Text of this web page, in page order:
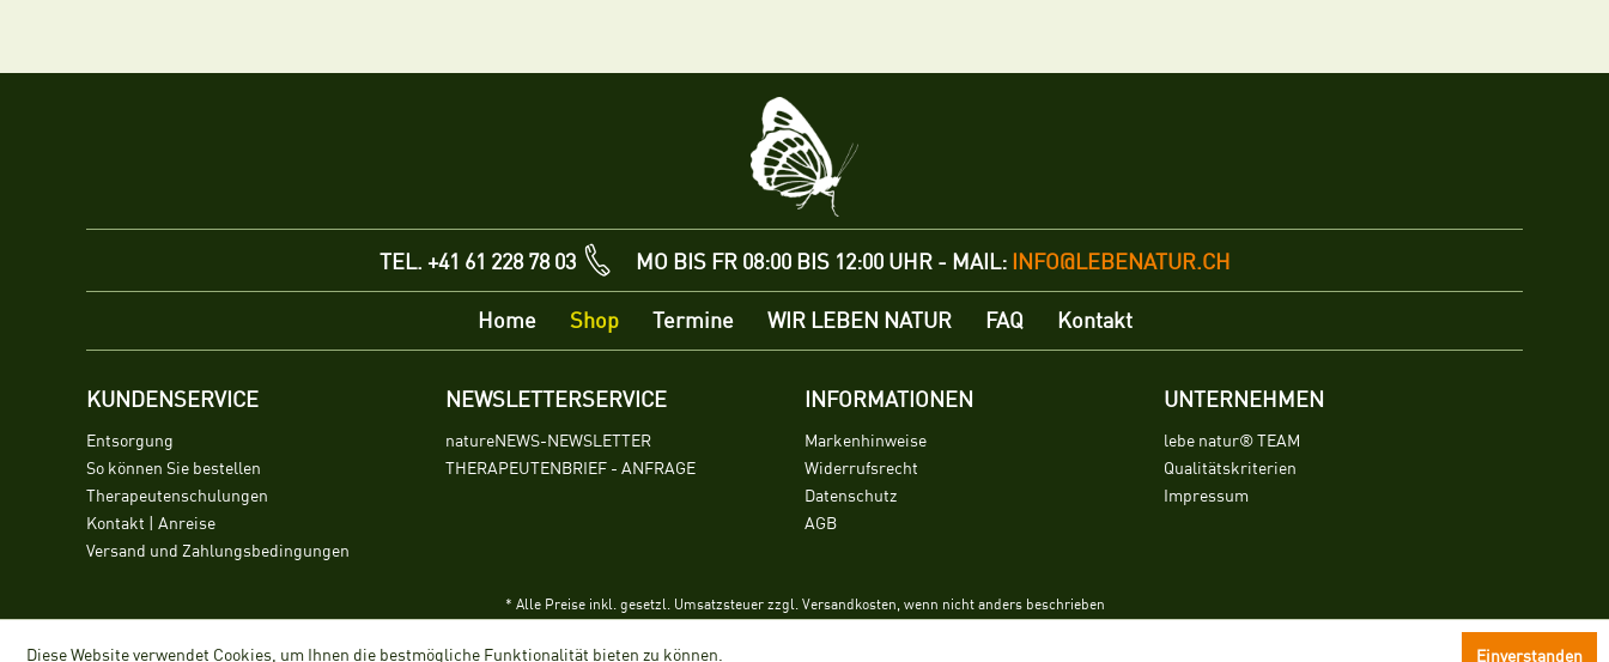
TEL. +41 61 228 78 03 MO BIS FR 08:00 BIS 12:00 UHR - MAIL: INFO@LEBENATUR.CH
Home Shop Termine WIR LEBEN NATUR FAQ Kontakt
KUNDENSERVICE
Entsorgung
So können Sie bestellen
Therapeutenschulungen
Kontakt | Anreise
Versand und Zahlungsbedingungen
NEWSLETTERSERVICE
natureNEWS-NEWSLETTER
THERAPEUTENBRIEF - ANFRAGE
INFORMATIONEN
Markenhinweise
Widerrufsrecht
Datenschutz
AGB
UNTERNEHMEN
lebe natur® TEAM
Qualitätskriterien
Impressum
* Alle Preise inkl. gesetzl. Umsatzsteuer zzgl. Versandkosten, wenn nicht anders beschrieben
Diese Website verwendet Cookies, um Ihnen die bestmögliche Funktionalität bieten zu können. Einverstanden